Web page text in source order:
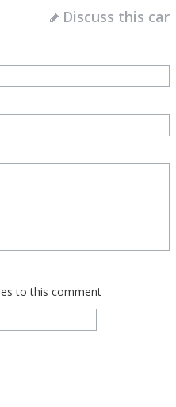
Discuss this car
to this comment